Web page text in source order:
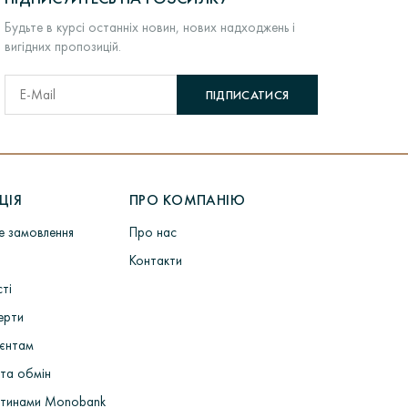
тут
форм для лиття> Лиття заготовок
Роботи по шліфовці> ВТК> пробірування виробів
покупцеві.
Будьте в курсі останніх новин, нових надходжень і
вигідних пропозицій.
ПІДПИСАТИСЯ
замовлення
обмін
Monobank
ПРО КОМПАНІЮ
Про нас
Контакти